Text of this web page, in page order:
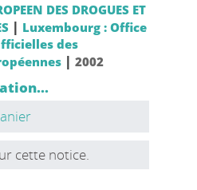
DES DROGUES ET
| Luxembourg : Office
des
| 2002
cette notice.